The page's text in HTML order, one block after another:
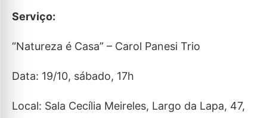
Serviço:
“Natureza é Casa” – Carol Panesi Trio
Data: 19/10, sábado, 17h
Local: Sala Cecília Meireles, Largo da Lapa, 47,